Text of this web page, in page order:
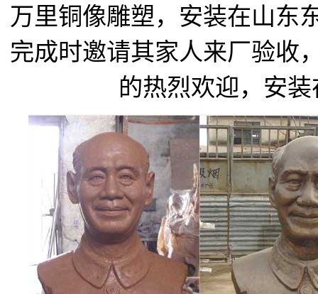
万里铜像雕塑，安装在山东
完成时邀请其家人来厂验收
的热烈欢迎，安